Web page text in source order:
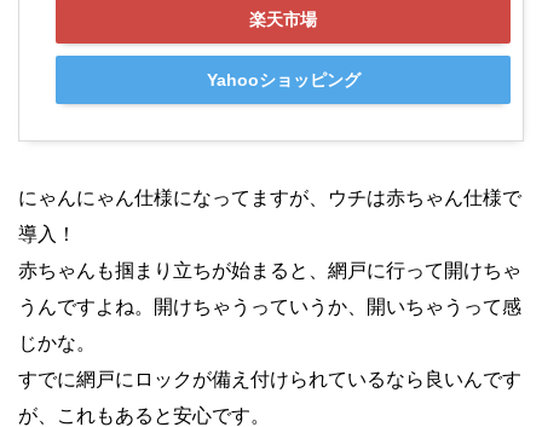
楽天市場
Yahooショッピング
にゃんにゃん仕様になってますが、ウチは赤ちゃん仕様で
導入！
赤ちゃんも掴まり立ちが始まると、網戸に行って開けちゃ
うんですよね。開けちゃうっていうか、開いちゃうって感
じかな。
すでに網戸にロックが備え付けられているなら良いんです
が、これもあると安心です。